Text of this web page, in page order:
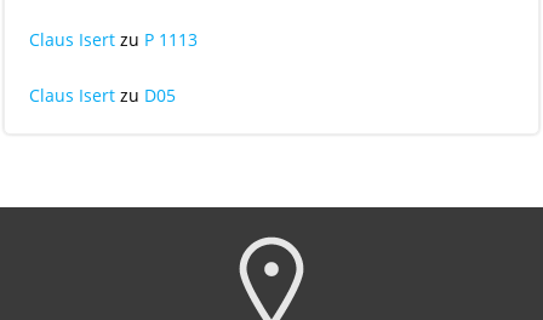
Claus Isert zu P 1113
Claus Isert zu D05